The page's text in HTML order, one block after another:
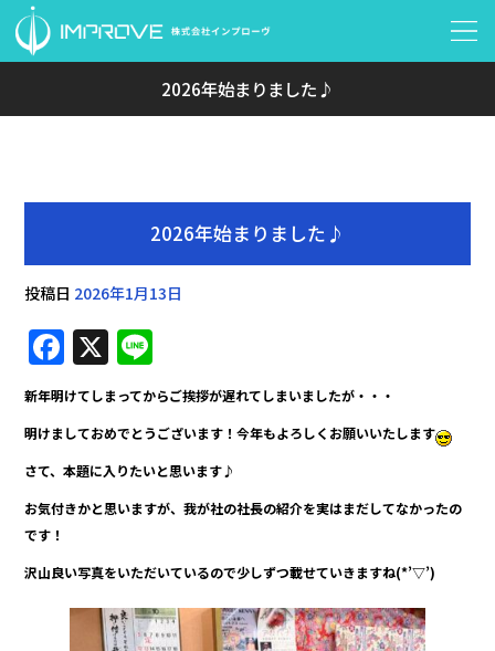
2026年始まりました♪
2026年始まりました♪
投稿日 2026年1月13日
F
a
c
e
b
o
o
k
X
n
e
新年明けてしまってからご挨拶が遅れてしまいましたが・・・
明けましておめでとうございます！今年もよろしくお願いいたします
さて、本題に入りたいと思います♪
お気付きかと思いますが、我が社の社長の紹介を実はまだしてなかったの
です！
沢山良い写真をいただいているので少しずつ載せていきますね(*’▽’)